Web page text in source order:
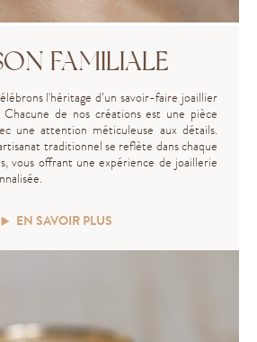
FAMILIALE
l'héritage d’un savoir-faire joaillier
de nos créations est une pièce
une attention méticuleuse aux détails.
traditionnel se reflète dans chaque
vous offrant une expérience de joaillerie
EN SAVOIR PLUS